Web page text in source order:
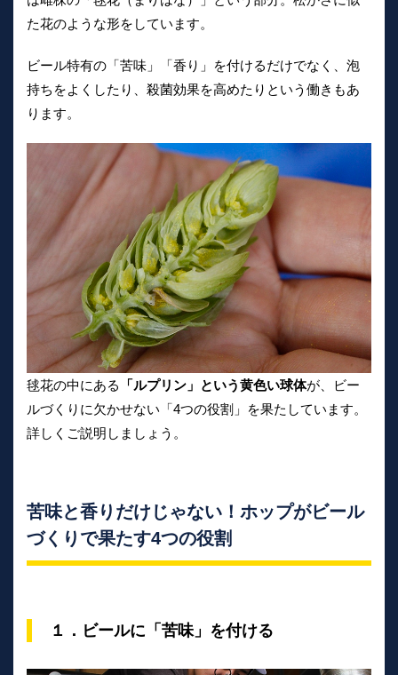
た花のような形をしています。
ビール特有の「苦味」「香り」を付けるだけでなく、泡
持ちをよくしたり、殺菌効果を高めたりという働きもあ
ります。
毬花の中にある 「ルプリン」という黄色い球体が、ビー
ルづくりに欠かせない「4つの役割」を果たしています。
詳しくご説明しましょう。
苦味と香りだけじゃない！ホップがビール
づくりで果たす4つの役割
１．ビールに「苦味」を付ける